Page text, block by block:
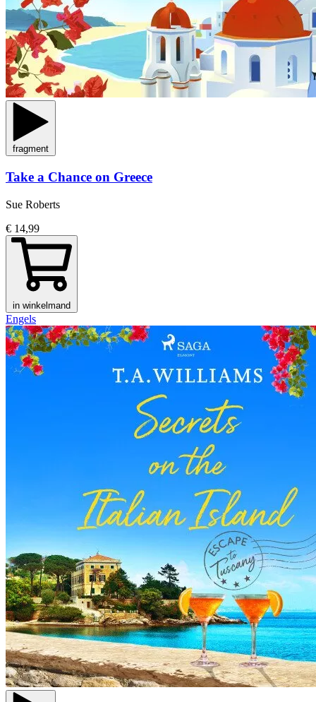
fragment
Take a Chance on Greece
Sue Roberts
€ 14,99
in winkelmand
Engels